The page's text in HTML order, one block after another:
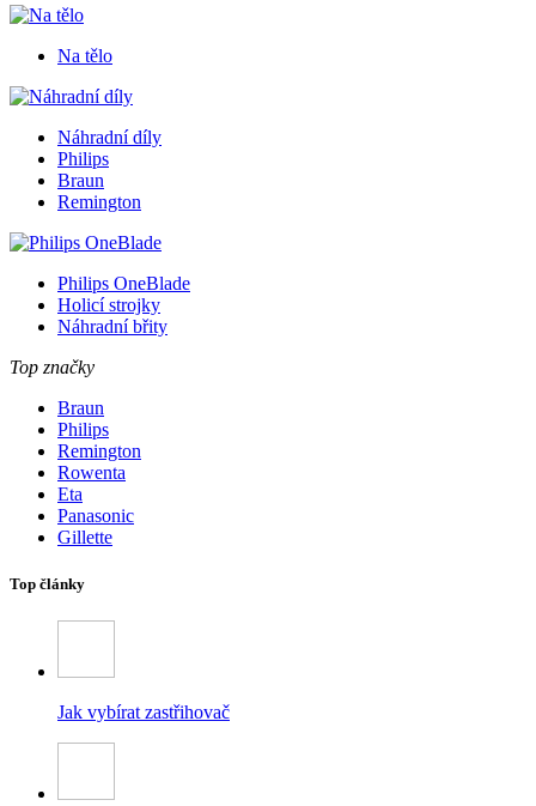
Na tělo
Náhradní díly
Philips
Braun
Remington
Philips OneBlade
Holicí strojky
Náhradní břity
Top značky
Braun
Philips
Remington
Rowenta
Eta
Panasonic
Gillette
Top články
Jak vybírat zastřihovač